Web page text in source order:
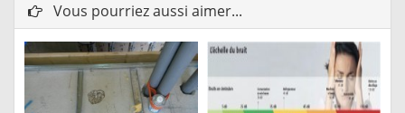
Vous pourriez aussi aimer...